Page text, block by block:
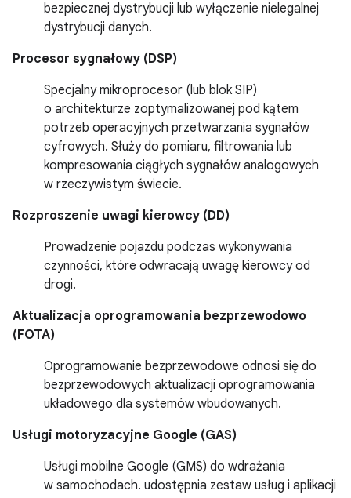
bezpiecznej dystrybucji lub wyłączenie nielegalnej
dystrybucji danych.
Procesor sygnałowy (DSP)
Specjalny mikroprocesor (lub blok SIP)
o architekturze zoptymalizowanej pod kątem
potrzeb operacyjnych przetwarzania sygnałów
cyfrowych. Służy do pomiaru, filtrowania lub
kompresowania ciągłych sygnałów analogowych
w rzeczywistym świecie.
Rozproszenie uwagi kierowcy (DD)
Prowadzenie pojazdu podczas wykonywania
czynności, które odwracają uwagę kierowcy od
drogi.
Aktualizacja oprogramowania bezprzewodowo
(FOTA)
Oprogramowanie bezprzewodowe odnosi się do
bezprzewodowych aktualizacji oprogramowania
układowego dla systemów wbudowanych.
Usługi motoryzacyjne Google (GAS)
Usługi mobilne Google (GMS) do wdrażania
w samochodach. udostępnia zestaw usług i aplikacji